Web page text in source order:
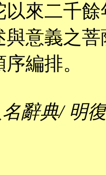
二千餘
與意義之
編排。
辭典/ 明